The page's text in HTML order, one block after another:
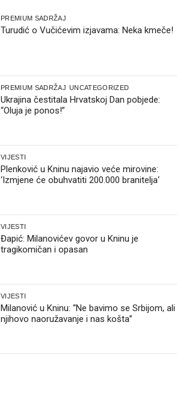
PREMIUM SADRŽAJ
Turudić o Vučićevim izjavama: Neka kmeče!
PREMIUM SADRŽAJ UNCATEGORIZED
Ukrajina čestitala Hrvatskoj Dan pobjede:
“Oluja je ponos!”
VIJESTI
Plenković u Kninu najavio veće mirovine:
‘Izmjene će obuhvatiti 200.000 branitelja‘
VIJESTI
Đapić: Milanovićev govor u Kninu je
tragikomičan i opasan
VIJESTI
Milanović u Kninu: “Ne bavimo se Srbijom, ali
njihovo naoružavanje i nas košta”